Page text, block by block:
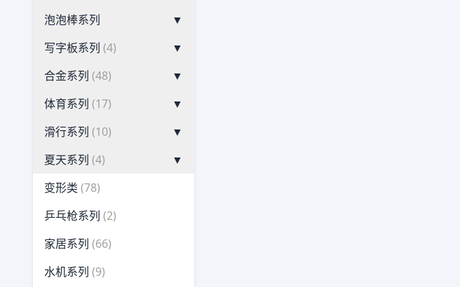
泡泡棒系列
▼
写字板系列 (4)
▼
合金系列 (48)
▼
体育系列 (17)
▼
滑行系列 (10)
▼
夏天系列 (4)
▼
变形类 (78)
乒乓枪系列 (2)
家居系列 (66)
水机系列 (9)